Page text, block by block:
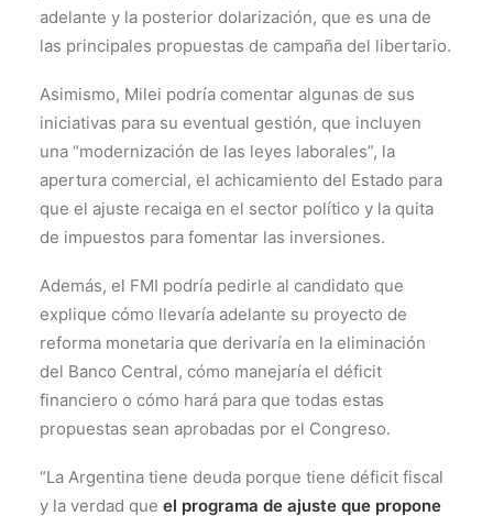
adelante y la posterior dolarización, que es una de
las principales propuestas de campaña del libertario.
Asimismo, Milei podría comentar algunas de sus
iniciativas para su eventual gestión, que incluyen
una “modernización de las leyes laborales”, la
apertura comercial, el achicamiento del Estado para
que el ajuste recaiga en el sector político y la quita
de impuestos para fomentar las inversiones.
Además, el FMI podría pedirle al candidato que
explique cómo llevaría adelante su proyecto de
reforma monetaria que derivaría en la eliminación
del Banco Central, cómo manejaría el déficit
financiero o cómo hará para que todas estas
propuestas sean aprobadas por el Congreso.
“La Argentina tiene deuda porque tiene déficit fiscal
y la verdad que el programa de ajuste que propone